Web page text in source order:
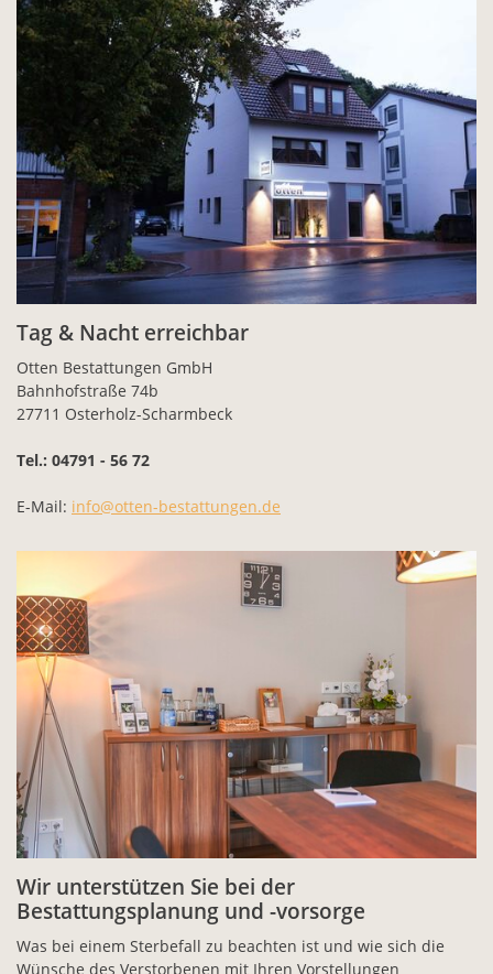
Tag & Nacht erreichbar
Otten Bestattungen GmbH
Bahnhofstraße 74b
27711 Osterholz-Scharmbeck
Tel.: 04791 - 56 72
E-Mail: info@otten-bestattungen.de
Wir unterstützen Sie bei der
Bestattungsplanung und -vorsorge
Was bei einem Sterbefall zu beachten ist und wie sich die
Wünsche des Verstorbenen mit Ihren Vorstellungen